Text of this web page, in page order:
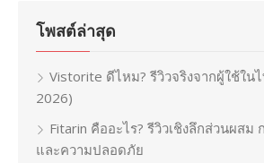
โพสต์ล่าสุด
Vistorite ดีไหม? รีวิวจริงจากผู้ใช้ใน
2026)
Fitarin คืออะไร? รีวิวเชิงลึกส่วนผสม
และความปลอดภัย